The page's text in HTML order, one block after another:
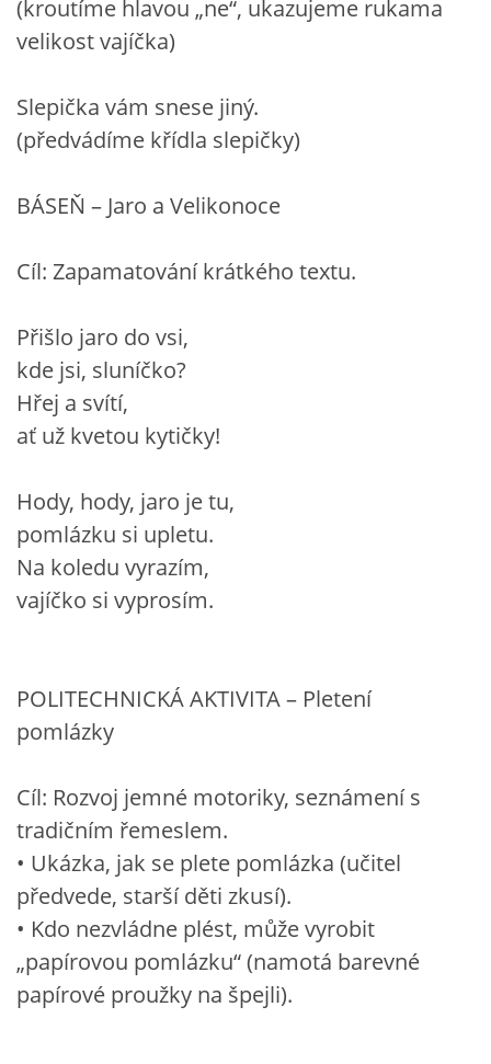
(kroutíme hlavou „ne“, ukazujeme rukama
velikost vajíčka)
Slepička vám snese jiný.
(předvádíme křídla slepičky)
BÁSEŇ – Jaro a Velikonoce
Cíl: Zapamatování krátkého textu.
Přišlo jaro do vsi,
kde jsi, sluníčko?
Hřej a svítí,
ať už kvetou kytičky!
Hody, hody, jaro je tu,
pomlázku si upletu.
Na koledu vyrazím,
vajíčko si vyprosím.
POLITECHNICKÁ AKTIVITA – Pletení
pomlázky
Cíl: Rozvoj jemné motoriky, seznámení s
tradičním řemeslem.
• Ukázka, jak se plete pomlázka (učitel
předvede, starší děti zkusí).
• Kdo nezvládne plést, může vyrobit
„papírovou pomlázku“ (namotá barevné
papírové proužky na špejli).